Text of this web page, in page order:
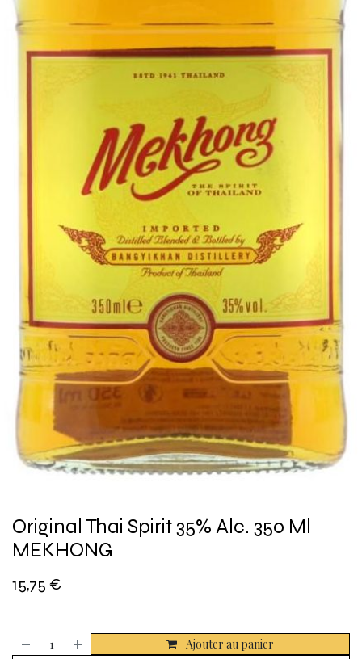
Original Thai Spirit 35% Alc. 350 Ml
MEKHONG
15,75 €
Ajouter au panier